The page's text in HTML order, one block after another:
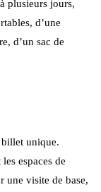
plusieurs jours,
d’une
d’un sac de
unique.
espaces de
une visite de base,